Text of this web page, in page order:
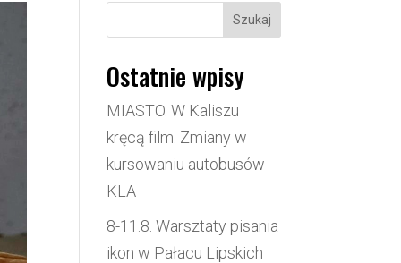
Szukaj
Ostatnie wpisy
MIASTO. W Kaliszu
kręcą film. Zmiany w
kursowaniu autobusów
KLA
8-11.8. Warsztaty pisania
ikon w Pałacu Lipskich